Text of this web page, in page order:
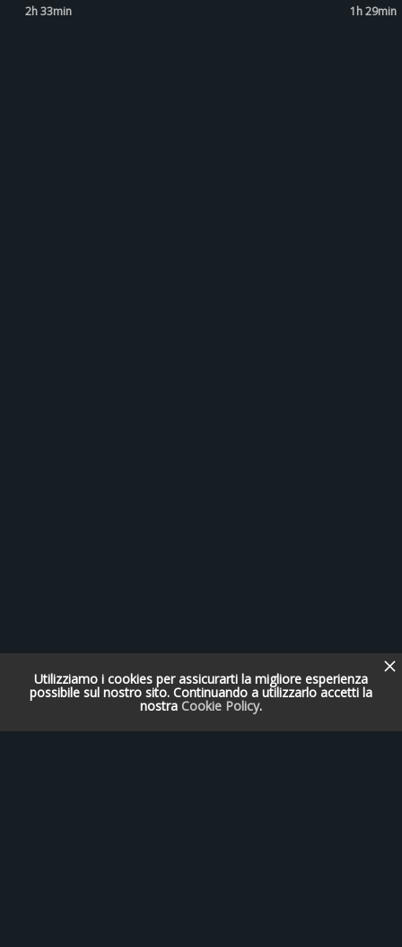
Utilizziamo i cookies per assicurarti la migliore esperienza
possibile sul nostro sito. Continuando a utilizzarlo accetti la
nostra Cookie Policy.
2h 33min 1h 29min